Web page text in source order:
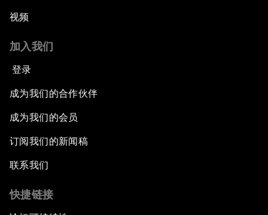
视频
加入我们
登录
成为我们的合作伙伴
成为我们的会员
订阅我们的新闻稿
联系我们
快捷链接